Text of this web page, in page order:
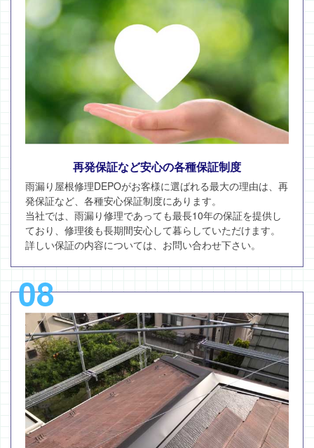
再発保証など安心の各種保証制度
雨漏り屋根修理DEPOがお客様に選ばれる最大の理由は、再
発保証など、各種安心保証制度にあります。
当社では、雨漏り修理であっても最長10年の保証を提供し
ており、修理後も長期間安心して暮らしていただけます。
詳しい保証の内容については、お問い合わせ下さい。
08